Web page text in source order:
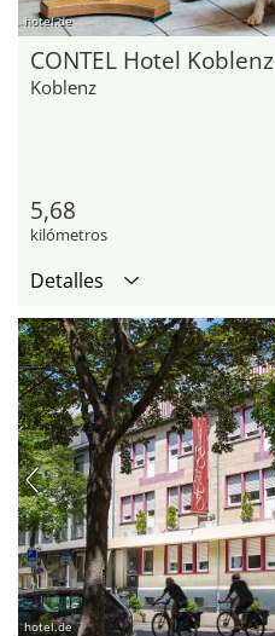
hotel.de
CONTEL Hotel Koblenz
Koblenz
5,68
kilómetros
Detalles
hotel.de